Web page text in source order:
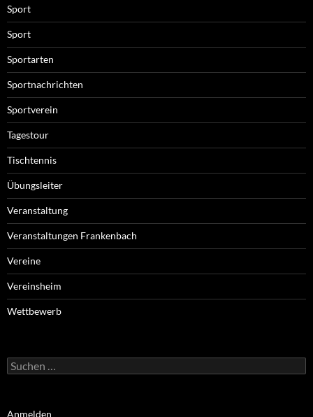
Sport
Sport
Sportarten
Sportnachrichten
Sportverein
Tagestour
Tischtennis
Übungsleiter
Veranstaltung
Veranstaltungen Frankenbach
Vereine
Vereinsheim
Wettbewerb
Suchen
nach:
Anmelden